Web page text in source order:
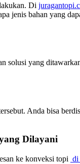
Di
jenis bahan yang
solusi yang
Anda bisa
Dilayani
ke konveksi topi di